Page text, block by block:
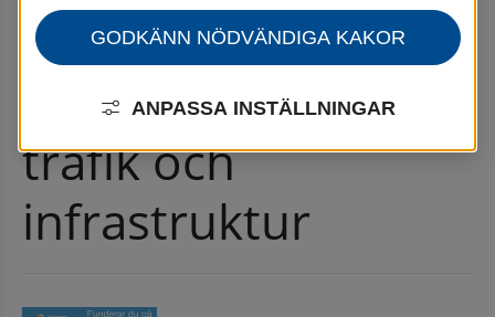
Nyheter för trafik och infrastruktur
Nyhetsarkiv för trafik och infrastruktur
Nyhetsarkiv för
trafik och
infrastruktur
GODKÄNN NÖDVÄNDIGA KAKOR
ANPASSA INSTÄLLNINGAR